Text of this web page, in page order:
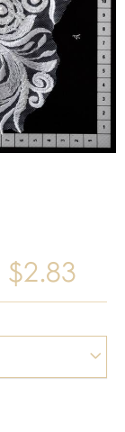
$2.83